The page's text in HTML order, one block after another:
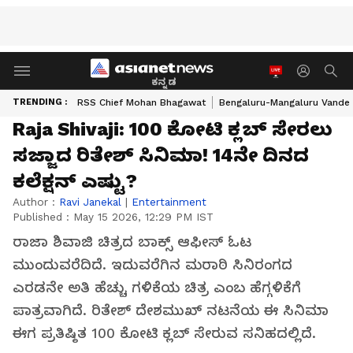
ಕನ್ನಡ
TRENDING : RSS Chief Mohan Bhagawat Bengaluru-Mangaluru
Raja Shivaji: 100 ಕೋಟಿ ಕ್ಲಬ್ ಸೇರಲು
ಸಜ್ಜಾದ ರಿತೇಶ್ ಸಿನಿಮಾ! 14ನೇ ದಿನದ
ಕಲೆಕ್ಷನ್ ಎಷ್ಟು?
Author : Ravi Janekal | Entertainment
Published : May 15 2026, 12:29 PM IST
ರಾಜಾ ಶಿವಾಜಿ ಚಿತ್ರದ ಬಾಕ್ಸ್ ಆಫೀಸ್ ಓಟ
ಮುಂದುವರೆದಿದೆ. ಇದುವರೆಗಿನ ಮರಾಠಿ ಸಿನಿರಂಗದ
ಎರಡನೇ ಅತಿ ಹೆಚ್ಚು ಗಳಿಕೆಯ ಚಿತ್ರ ಎಂಬ ಹೆಗ್ಗಳಿಕೆಗೆ
ಪಾತ್ರವಾಗಿದೆ. ರಿತೇಶ್ ದೇಶಮುಖ್ ನಟನೆಯ ಈ ಸಿನಿಮಾ
ಈಗ ಪ್ರತಿಷ್ಠಿತ 100 ಕೋಟಿ ಕ್ಲಬ್ ಸೇರುವ ಸನಿಹದಲ್ಲಿದೆ.